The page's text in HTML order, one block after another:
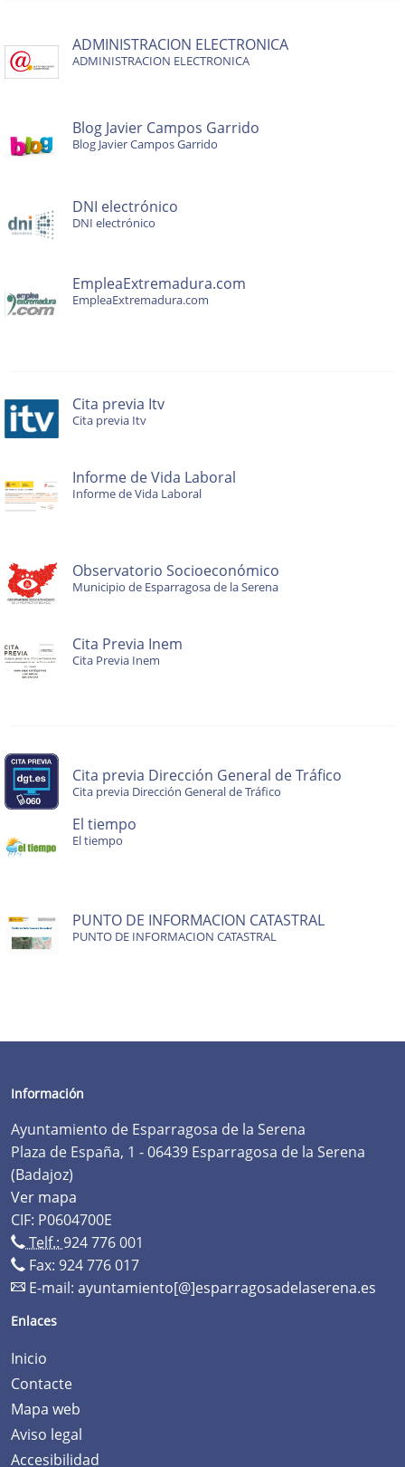
ADMINISTRACION ELECTRONICA
ADMINISTRACION ELECTRONICA
Blog Javier Campos Garrido
Blog Javier Campos Garrido
DNI electrónico
DNI electrónico
EmpleaExtremadura.com
EmpleaExtremadura.com
Cita previa Itv
Cita previa Itv
Informe de Vida Laboral
Informe de Vida Laboral
Observatorio Socioeconómico
Municipio de Esparragosa de la Serena
Cita Previa Inem
Cita Previa Inem
Cita previa Dirección General de Tráfico
Cita previa Dirección General de Tráfico
El tiempo
El tiempo
PUNTO DE INFORMACION CATASTRAL
PUNTO DE INFORMACION CATASTRAL
Información
Ayuntamiento de Esparragosa de la Serena
Plaza de España, 1 - 06439 Esparragosa de la Serena
(Badajoz)
Ver mapa
CIF: P0604700E
Telf.: 924 776 001
Fax: 924 776 017
E-mail: ayuntamiento[@]esparragosadelaserena.es
Enlaces
Inicio
Contacte
Mapa web
Aviso legal
Accesibilidad